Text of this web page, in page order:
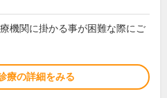
機関に掛かる事が困難な際にご
療の詳細をみる